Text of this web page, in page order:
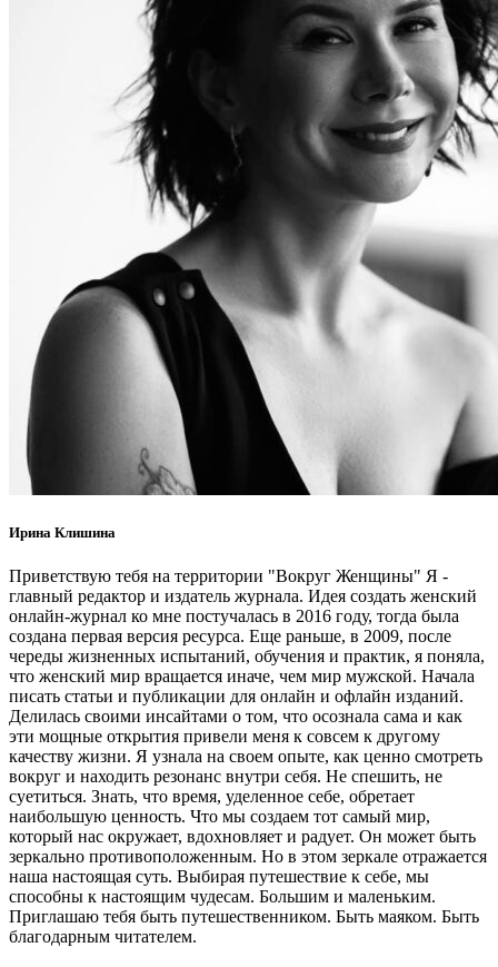
Ирина Клишина
Приветствую тебя на территории "Вокруг Женщины" Я -
главный редактор и издатель журнала. Идея создать женский
онлайн-журнал ко мне постучалась в 2016 году, тогда была
создана первая версия ресурса. Еще раньше, в 2009, после
череды жизненных испытаний, обучения и практик, я поняла,
что женский мир вращается иначе, чем мир мужской. Начала
писать статьи и публикации для онлайн и офлайн изданий.
Делилась своими инсайтами о том, что осознала сама и как
эти мощные открытия привели меня к совсем к другому
качеству жизни. Я узнала на своем опыте, как ценно смотреть
вокруг и находить резонанс внутри себя. Не спешить, не
суетиться. Знать, что время, уделенное себе, обретает
наибольшую ценность. Что мы создаем тот самый мир,
который нас окружает, вдохновляет и радует. Он может быть
зеркально противоположенным. Но в этом зеркале отражается
наша настоящая суть. Выбирая путешествие к себе, мы
способны к настоящим чудесам. Большим и маленьким.
Приглашаю тебя быть путешественником. Быть маяком. Быть
благодарным читателем.